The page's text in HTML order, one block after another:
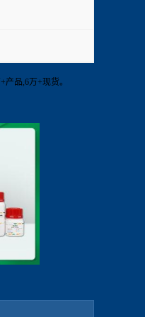
品,6万+现货。